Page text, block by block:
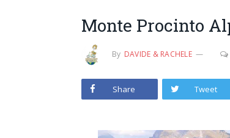
Monte Procinto
By DAVIDE & RACHELE
Share Tweet